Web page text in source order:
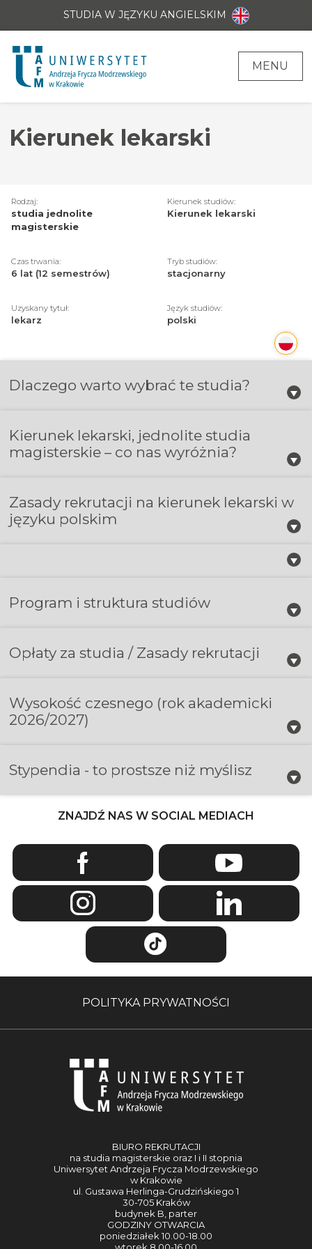
STUDIA W JĘZYKU ANGIELSKIM
MENU
Kierunek lekarski
Rodzaj:
studia jednolite
magisterskie
Kierunek studiów:
Kierunek lekarski
Czas trwania:
6 lat (12 semestrów)
Tryb studiów:
stacjonarny
Uzyskany tytuł:
lekarz
Język studiów:
polski
Dlaczego warto wybrać te studia?
Kierunek lekarski, jednolite studia
magisterskie – co nas wyróżnia?
Zasady rekrutacji na kierunek lekarski w
języku polskim
Program i struktura studiów
Opłaty za studia / Zasady rekrutacji
Wysokość czesnego (rok akademicki
2026/2027)
Stypendia - to prostsze niż myślisz
ZNAJDŹ NAS W SOCIAL MEDIACH
POLITYKA PRYWATNOŚCI
BIURO REKRUTACJI
na studia magisterskie oraz I i II stopnia
Uniwersytet Andrzeja Frycza Modrzewskiego
w Krakowie
ul. Gustawa Herlinga-Grudzińskiego 1
30-705 Kraków
budynek B, parter
GODZINY OTWARCIA
poniedziałek 10.00-18.00
wtorek 8.00-16.00